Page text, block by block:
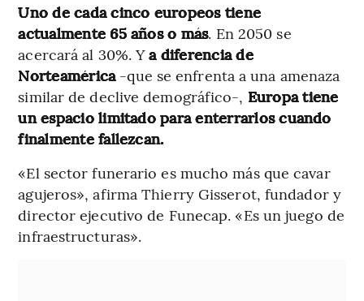
Uno de cada cinco europeos tiene
actualmente 65 años o más. En 2050 se
acercará al 30%. Ya diferencia de
Norteamérica-que se enfrenta a una amenaza
similar de declive demográfico-, Europa tiene
un espacio limitado para enterrarlos cuando
finalmente fallezcan.
«El sector funerario es mucho más que cavar
agujeros», afirma Thierry Gisserot, fundador y
director ejecutivo de Funecap. «Es un juego de
infraestructuras».